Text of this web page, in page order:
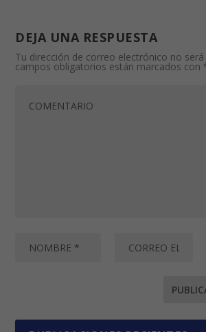
DEJA UNA RESPUESTA
Tu dirección de correo electrónico no será
campos obligatorios están marcados con